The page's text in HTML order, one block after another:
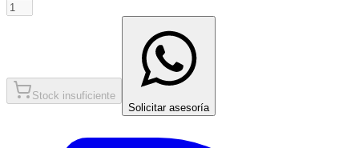
Stock insuficiente
Solicitar asesoría